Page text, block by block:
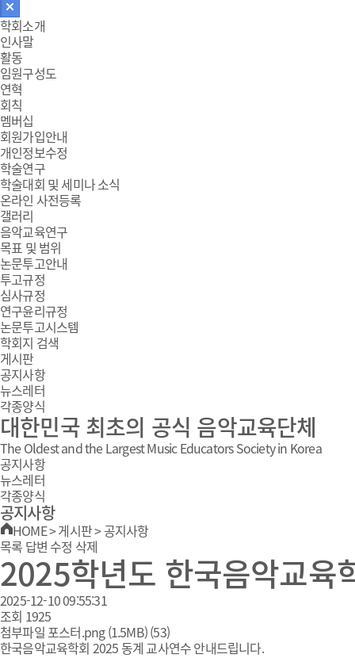
주
메
뉴
학회소개
인사말
활동
임원구성도
연혁
회칙
멤버십
회원가입안내
개인정보수정
학술연구
학술대회 및 세미나 소식
온라인 사전등록
갤러리
음악교육연구
목표 및 범위
논문투고안내
투고규정
심사규정
연구윤리규정
논문투고시스템
학회지 검색
게시판
공지사항
뉴스레터
각종양식
대한민국 최초의 공식 음악교육단체
The Oldest and the Largest Music Educators Society in Korea
공지사항
뉴스레터
각종양식
공지사항
HOME>게시판>공지사항
목록 답변 수정 삭제
2025학년도 한국음악교육
2025-12-10 09:55:31
조회 1925
첨부파일포스터.png(1.5MB)(53)
한국음악교육학회 2025 동계 교사연수 안내드립니다.